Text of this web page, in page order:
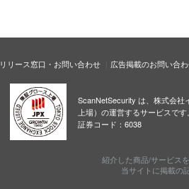
リリース窓口・お問い合わせ 広告掲載のお問い合
ScanNetSecurity は、株式会社
上場）の運営するサービスです
証券コード：6038
紹介した商品/サービス
当サイトに掲載の